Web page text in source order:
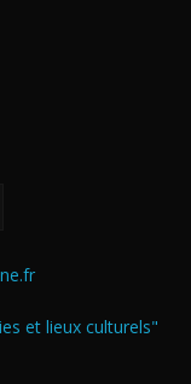
et lieux culturels"